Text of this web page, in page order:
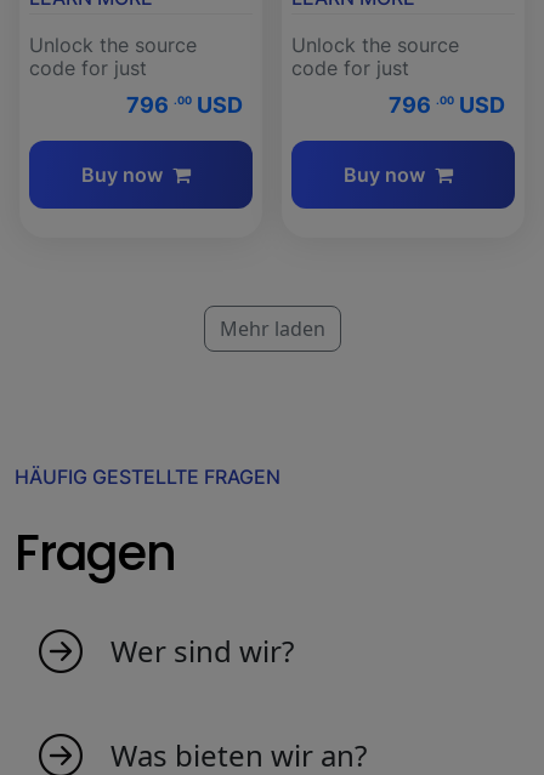
Unlock the source
code for just
796 .00 USD
Buy now
Unlock the source
code for just
796 .00 USD
Buy now
Mehr laden
HÄUFIG GESTELLTE FRAGEN
Fragen
Wer sind wir?
den Markt lieben. Wir sind ein junges Team,
Was bieten wir an?